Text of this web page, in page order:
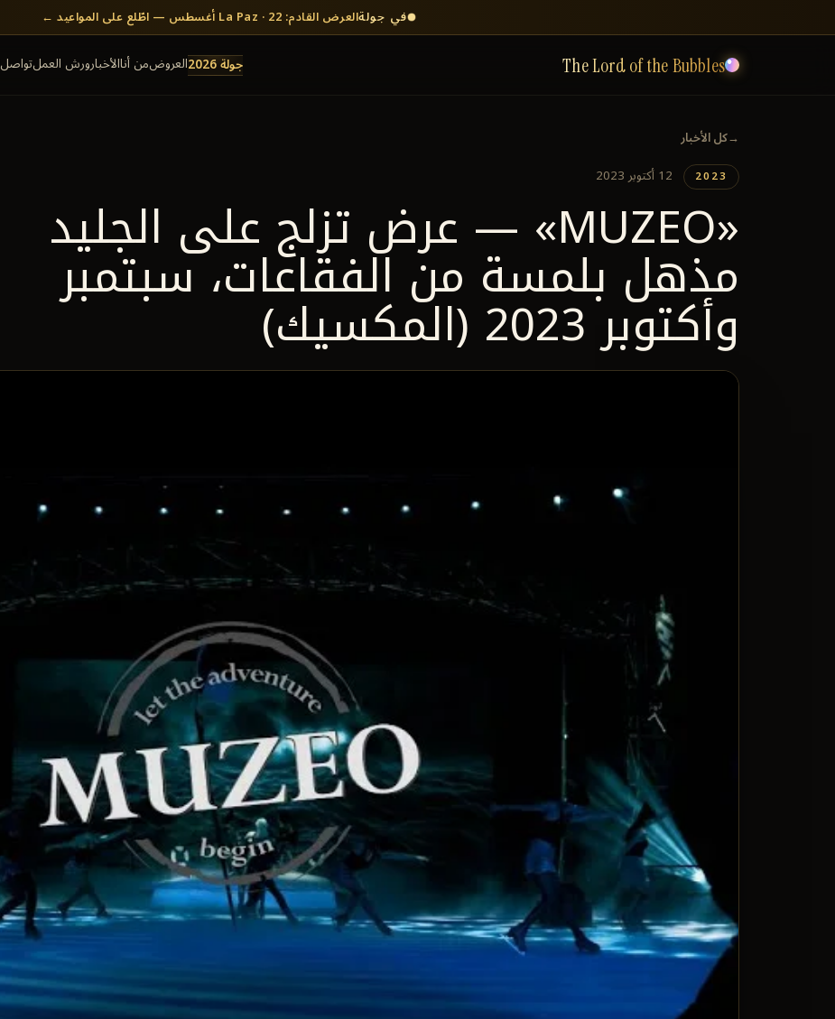
في جولةالعرض القادم: La Paz · 22 أغسطس — اطّلع على المواعيد ←
The Lord of the Bubbles
جولة 2026 العروضمن أناالأخبارورش العملتواصل
←كل الأخبار
2023 12 أكتوبر 2023
«MUZEO» — عرض تزلج على الجليد
مذهل بلمسة من الفقاعات، سبتمبر
وأكتوبر 2023 (المكسيك)